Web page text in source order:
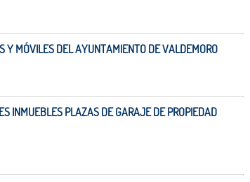
Y MÓVILES DEL AYUNTAMIENTO DE VALDEMORO
INMUEBLES PLAZAS DE GARAJE DE PROPIEDAD